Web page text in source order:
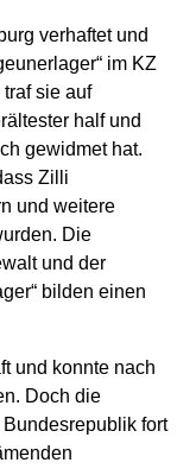
verhaftet und
im KZ
sie auf
half und
gewidmet hat.
Zilli
und weitere
Die
und der
bilden einen
und konnte nach
Doch die
fort